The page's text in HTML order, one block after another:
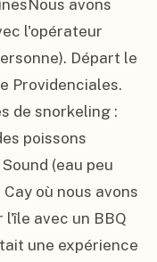
avons
l'opérateur
Départ le
Providenciales.
de snorkeling :
poissons
(eau peu
où nous avons
l'île avec un BBQ
une expérience